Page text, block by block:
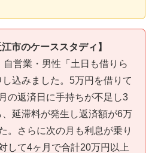
市のケーススタディ】
営業・男性「土日も借りら
込みました。5万円を借りて
の返済日に手持ちが不足し3
延滞料が発生し返済額が6万
。さらに次の月も利息が乗り
して4ヶ月で合計20万円以上